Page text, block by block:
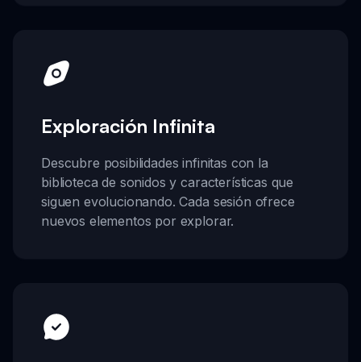
Exploración Infinita
Descubre posibilidades infinitas con la
biblioteca de sonidos y características que
siguen evolucionando. Cada sesión ofrece
nuevos elementos por explorar.